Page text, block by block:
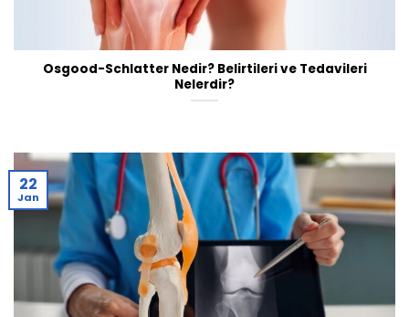
Osgood-Schlatter Nedir? Belirtileri ve Tedavileri
Nelerdir?
22
Jan